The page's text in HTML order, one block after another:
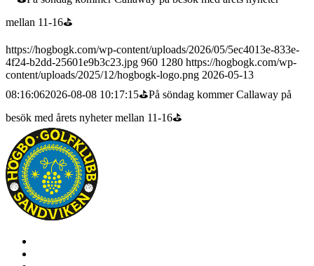
https://hogbogk.com/wp-content/uploads/2026/05/5ec4013e-833e-
4f24-b2dd-25601e9b3c23.jpg 960 1280 https://hogbogk.com/wp-
content/uploads/2025/12/hogbogk-logo.png 2026-05-13
08:16:062026-08-08 10:17:15⛳På söndag kommer Callaway på
besök med årets nyheter mellan 11-16⛳